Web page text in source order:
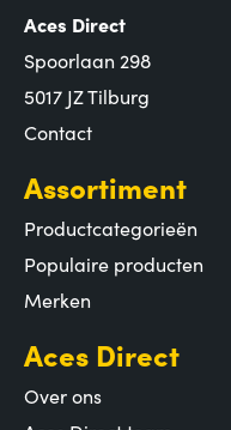
Aces Direct
Spoorlaan 298
5017 JZ Tilburg
Contact
Assortiment
Productcategorieën
Populaire producten
Merken
Aces Direct
Over ons